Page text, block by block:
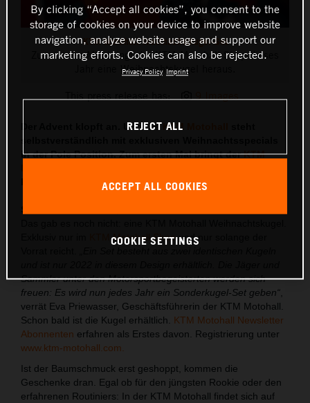
KTM Motohall Weihnachstkugel-Set
Zum ersten Mal bringt der KTM Motohall Shop dieses
Jahr eine Weihnachtskugel heraus.
Der Advent klopft an. Und die KTM Motohall
in der Pole Position. Zum ersten Mal bringt derKTM
KTM Motohall Shopund nur solange der
Sammler unter den Motorsportbegeisterten werden sich
freuen: Es wird nun jedes Jahr ein Sonderkugel-Set geben“
verrät Eva Priewasser, Geschäftsführerin der KTM Motohall.
Schon bald ist die Kugel erhältlich. KTM Motohall Newsletter
Abonnenten erfahren als Erstes davon. Registrierung unter
www.ktm-motohall.com.
Ist der Baumschmuck erst geshoppt, kommen die
Geschenke dran. Egal ob für den jüngsten Rookie oder den
erfahrenen Routiniers: In der KTM Motohall findet sich auf
By clicking “Accept all cookies”, you consent to the
storage of cookies on your device to improve website
navigation, analyze website usage and support our
marketing efforts. Cookies can also be rejected.
Privacy Policy Imprint
REJECT ALL
ACCEPT ALL COOKIES
COOKIE SETTINGS